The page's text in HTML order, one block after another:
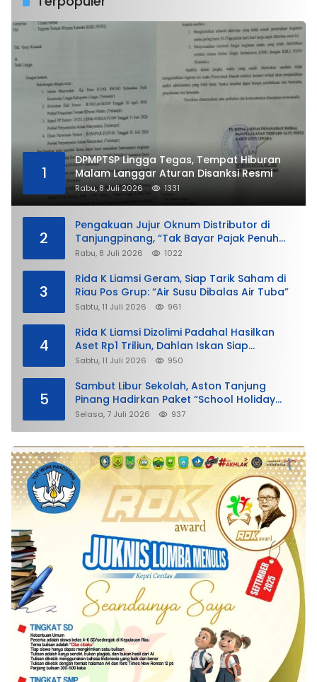
1
DPMPTSP Lingga Tegas, Tempat Hiburan
Malam Langgar Aturan Disanksi Resmi
Rabu, 8 Juli 2026 1331
2
Pengakuan Jujur Oknum Distributor di
Tanjungpinang, “Tak Bayar Pajak Penuh
demi Untung”
Rabu, 8 Juli 2026 1022
3
Rida K Liamsi Geram, Siap Tarik Saham di
Riau Pos Grup: “Air Susu Dibalas Air Tuba”
Sabtu, 11 Juli 2026 961
4
Rida K Liamsi Dizolimi Padahal Hasilkan
Aset Rp1 Triliun, Dahlan Iskan Siap
Membela
Sabtu, 11 Juli 2026 950
5
Sambut Libur Sekolah, Aston Tanjung
Pinang Hadirkan Paket “School Holiday
Getaway”
Selasa, 7 Juli 2026 937